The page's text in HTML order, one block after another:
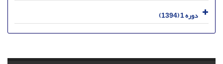
دوره 1 (1394)